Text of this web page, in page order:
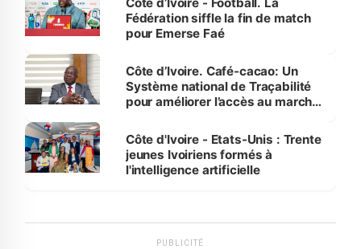
Fédération siffle la fin de match
pour Emerse Faé
Côte d’Ivoire. Café-cacao: Un
Système national de Traçabilité
pour améliorer l’accès au marché
Côte d'Ivoire - Etats-Unis : Trente
jeunes Ivoiriens formés à
l'intelligence artificielle
PUBLICITÉ